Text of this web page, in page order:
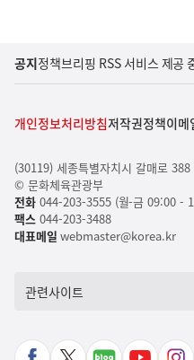
공지정책브리핑 RSS 서비스 제공
개인정보처리방침저작권정책이메
(30119) 세종특별자치시 갈매로
© 문화체육관광부
전화044-203-3555 (월-금 09:00 -
팩스044-203-3488
대표메일 webmaster@korea.kr
관련사이트